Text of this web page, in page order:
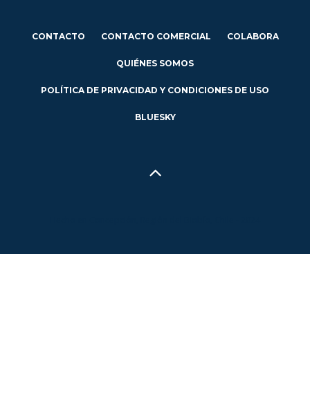
CONTACTO CONTACTO COMERCIAL COLABORA
QUIÉNES SOMOS
POLÍTICA DE PRIVACIDAD Y CONDICIONES DE USO
BLUESKY